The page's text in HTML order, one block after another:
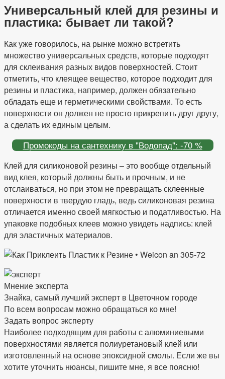
Универсальный клей для резины и
пластика: бывает ли такой?
Как уже говорилось, на рынке можно встретить
множество универсальных средств, которые подходят
для склеивания разных видов поверхностей. Стоит
отметить, что клеящее вещество, которое подходит для
резины и пластика, например, должен обязательно
обладать еще и герметическими свойствами. То есть
поверхности он должен не просто прикрепить друг другу,
а сделать их единым целым.
Промокоды на сантехнику в "Водопад": -70 %
Клей для силиконовой резины – это вообще отдельный
вид клея, который должны быть и прочным, и не
отслаиваться, но при этом не превращать склеенные
поверхности в твердую гладь, ведь силиконовая резина
отличается именно своей мягкостью и податливостью. На
упаковке подобных клеев можно увидеть надпись: клей
для эластичных материалов.
Мнение эксперта
Знайка, самый лучший эксперт в Цветочном городе
По всем вопросам можно обращаться ко мне!
Задать вопрос эксперту
Наиболее подходящим для работы с алюминиевыми
поверхностями является полиуретановый клей или
изготовленный на основе эпоксидной смолы. Если же вы
хотите уточнить нюансы, пишите мне, я все поясню!